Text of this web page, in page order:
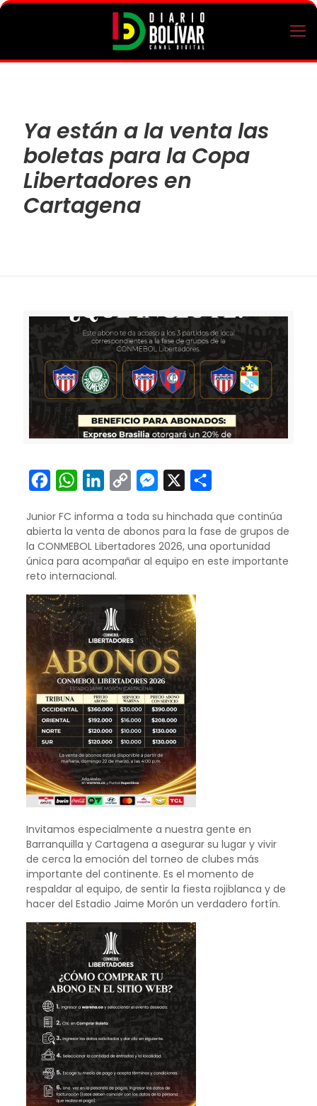
Ya están a la venta las
boletas para la Copa
Libertadores en
Cartagena
FacebookWhatsAppLinkedIn
Copy
Messenger
Junior FC informa a toda su hinchada que continúa
abierta la venta de abonos para la fase de grupos de
la CONMEBOL Libertadores 2026, una oportunidad
única para acompañar al equipo en este importante
reto internacional.
Invitamos especialmente a nuestra gente en
Barranquilla y Cartagena a asegurar su lugar y vivir
de cerca la emoción del torneo de clubes más
importante del continente. Es el momento de
respaldar al equipo, de sentir la fiesta rojiblanca y de
hacer del Estadio Jaime Morón un verdadero fortín.